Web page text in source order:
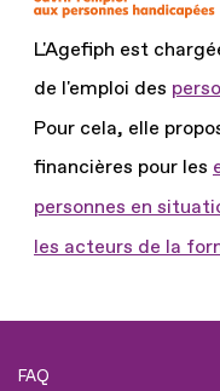
L'Agefiph est
de l'emploi des
Pour cela, elle
financières pour les
personnes en
les acteurs de la
FAQ